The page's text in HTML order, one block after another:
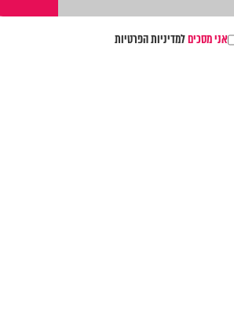
אני מסכיםלמדיניות הפרטיות